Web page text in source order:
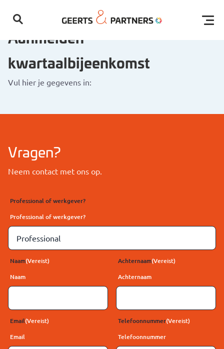
Aanmelden
kwartaalbijeenkomst
Vul hier je gegevens in:
Vragen?
Neem contact met ons op.
Professional of werkgever?
Professional of werkgever?
Naam(Vereist)
Naam
Achternaam(Vereist)
Achternaam
Email(Vereist)
Email
Telefoonnummer(Vereist)
Telefoonnummer